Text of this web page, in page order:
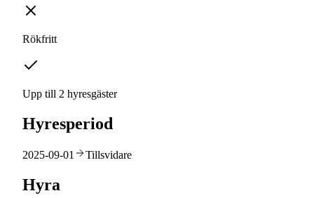
Rökfritt
Upp till 2 hyresgäster
Hyresperiod
2025-09-01 Tillsvidare
Hyra